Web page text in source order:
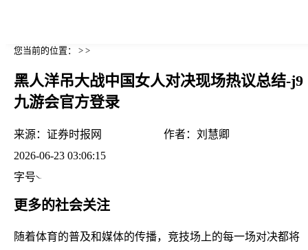
您当前的位置： > >
黑人洋吊大战中国女人对决现场热议总结-j9
九游会官方登录
来源： 证券时报网 作者： 刘慧卿
2026-06-23 03:06:15
字号
更多的社会关注
随着体育的普及和媒体的传播，竞技场上的每一场对决都将